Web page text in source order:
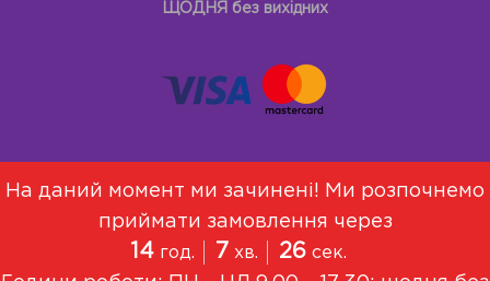
ЩОДНЯ без вихідних
Меню Про Нас Договір оферти
Політика конфіденційності
На даний момент ми зачинені! Ми розпочнемо
приймати замовлення через
14 год. 7 хв. 25 сек.